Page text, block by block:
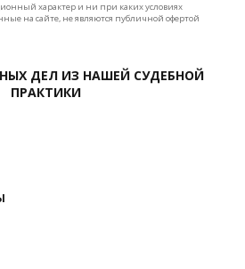
характер и ни при каких условиях
на сайте, не являются публичной офертой
ДЕЛ ИЗ НАШЕЙ СУДЕБНОЙ
ПРАКТИКИ